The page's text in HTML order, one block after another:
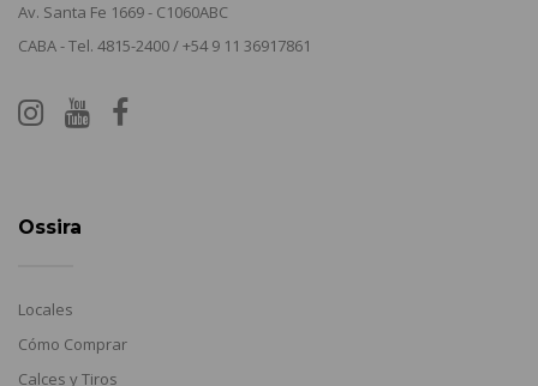
Av. Santa Fe 1669 - C1060ABC
CABA - Tel. 4815-2400 / +54 9 11 36917861
Ossira
Locales
Cómo Comprar
Calces y Tiros